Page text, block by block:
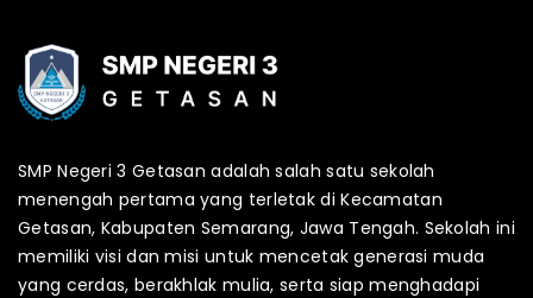
SMP Negeri 3 Getasan adalah salah satu sekolah
menengah pertama yang terletak di Kecamatan
Getasan, Kabupaten Semarang, Jawa Tengah. Sekolah ini
memiliki visi dan misi untuk mencetak generasi muda
yang cerdas, berakhlak mulia, serta siap menghadapi